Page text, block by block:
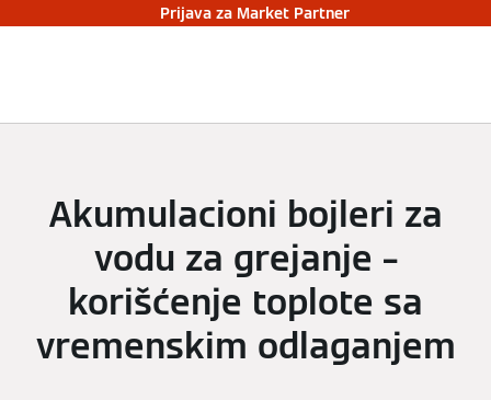
Prijava za Market Partner
Akumulacioni bojleri za
vodu za grejanje –
korišćenje toplote sa
vremenskim odlaganjem